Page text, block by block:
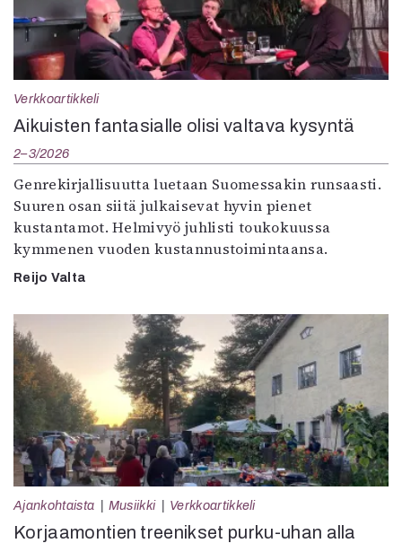
Verkkoartikkeli
Aikuisten fantasialle olisi valtava kysyntä
2–3/2026
Genrekirjallisuutta luetaan Suomessakin runsaasti.
Suuren osan siitä julkaisevat hyvin pienet
kustantamot. Helmivyö juhlisti toukokuussa
kymmenen vuoden kustannustoimintaansa.
Reijo Valta
Ajankohtaista Musiikki Verkkoartikkeli
Korjaamontien treenikset purku-uhan alla